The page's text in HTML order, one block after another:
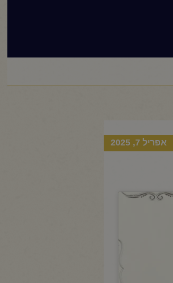
אפריל 7, 2025